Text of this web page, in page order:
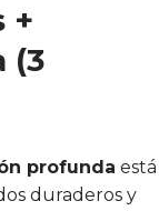
+
(3
profunda está
duraderos y